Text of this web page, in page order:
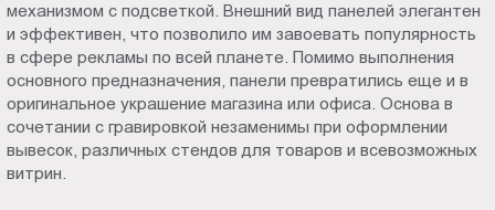
механизмом с подсветкой. Внешний вид панелей элегантен
и эффективен, что позволило им завоевать популярность
в сфере рекламы по всей планете. Помимо выполнения
основного предназначения, панели превратились еще и в
оригинальное украшение магазина или офиса. Основа в
сочетании с гравировкой незаменимы при оформлении
вывесок, различных стендов для товаров и всевозможных
витрин.